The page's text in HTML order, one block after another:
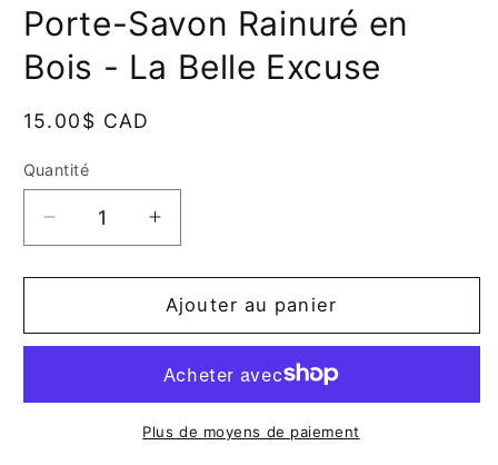
fenêtre
modale
Porte-Savon Rainuré en
Bois - La Belle Excuse
Prix
15.00$ CAD
Quantité
Quantité
Réduire
la
quantité
Porte-
en
Augmenter
la
quantité
de
Porte-
Rainuré
en
Bois
Ajouter au panier
Plus de moyens de paiement